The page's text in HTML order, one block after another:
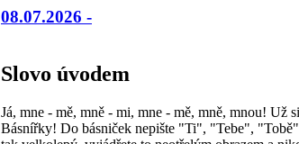
08.07.2026 -
Slovo úvodem
Já, mne - mě, mně - mi, mne - mě, mně, mnou! Už
Básnířky! Do básniček nepište "Ti", "Tebe",